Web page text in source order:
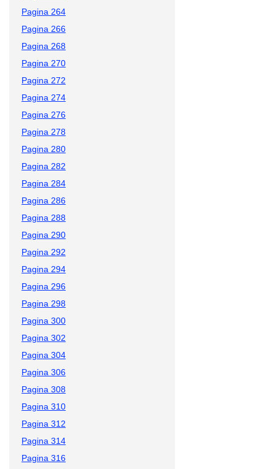
Pagina 264
Pagina 266
Pagina 268
Pagina 270
Pagina 272
Pagina 274
Pagina 276
Pagina 278
Pagina 280
Pagina 282
Pagina 284
Pagina 286
Pagina 288
Pagina 290
Pagina 292
Pagina 294
Pagina 296
Pagina 298
Pagina 300
Pagina 302
Pagina 304
Pagina 306
Pagina 308
Pagina 310
Pagina 312
Pagina 314
Pagina 316